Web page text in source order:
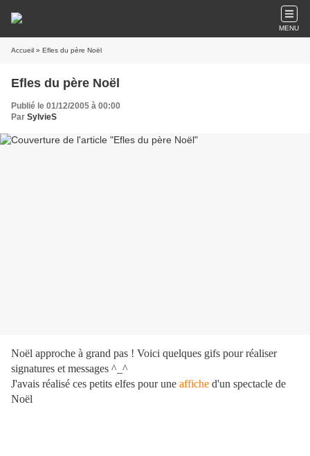
MENU
Accueil » Efles du père Noël
Efles du père Noël
Publié le 01/12/2005 à 00:00
Par SylvieS
Noël approche à grand pas ! Voici quelques gifs pour réaliser
signatures et messages ^_^
J'avais réalisé ces petits elfes pour une affiche d'un spectacle de
Noël